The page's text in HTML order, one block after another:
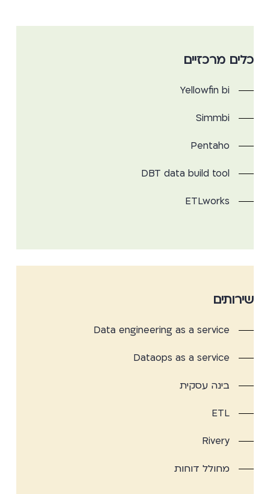
כלים מרכזיים
Yellowfin bi
Simmbi
Pentaho
DBT data build tool
ETLworks
שירותים
Data engineering as a service
Dataops as a service
בינה עסקית
ETL
Rivery
מחולל דוחות